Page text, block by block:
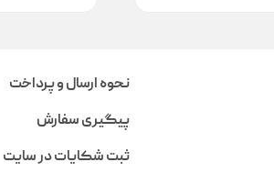
نحوه ارسال و پرداخت
پیگیری سفارش
ثبت شکایات در سایت